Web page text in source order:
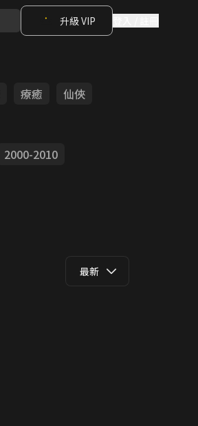
升級 VIP
療癒
仙俠
2000-2010
最新